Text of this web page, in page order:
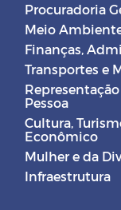
Procuradoria
Meio
Finanças,
Transportes e
Pessoa
Cultura,
Econômico
Mulher e da
Infraestrutura